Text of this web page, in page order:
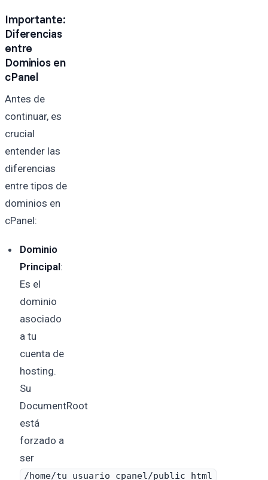
Importante:
Diferencias
entre
Dominios en
cPanel
Antes de
continuar, es
crucial
entender las
diferencias
entre tipos de
dominios en
cPanel:
Dominio
Principal:
Es el
dominio
asociado
a tu
cuenta de
hosting.
Su
DocumentRoot
está
forzado a
ser
/home/tu_usuario_cpanel/public_html